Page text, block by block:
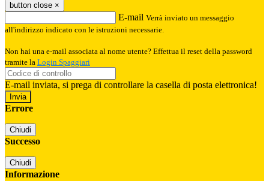
button close ×
E-mail Verrà inviato un messaggio
all'indirizzo indicato con le istruzioni necessarie.
Non hai una e-mail associata al nome utente? Effettua il reset della password
tramite la Login Spaggiari
E-mail inviata, si prega di controllare la casella di posta elettronica!
Errore
Chiudi
Successo
Chiudi
Informazione